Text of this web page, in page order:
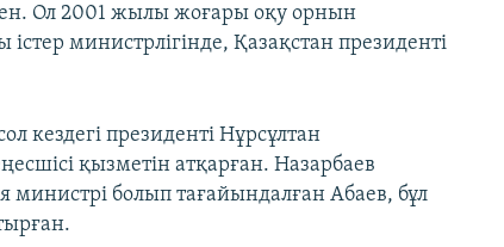
Ол 2001 жылы жоғары оқу орнын
істер министрлігінде, Қазақстан президенті
кездегі президенті Нұрсұлтан
қызметін атқарған. Назарбаев
болып тағайындалған Абаев, бұл